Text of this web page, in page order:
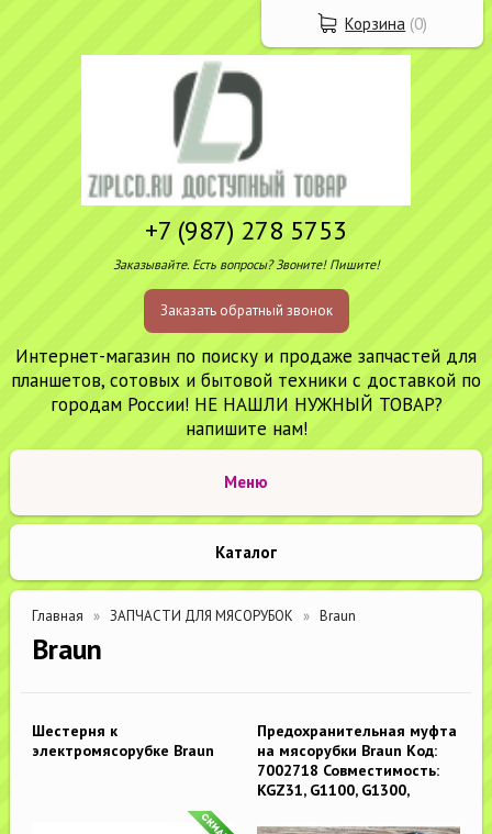
+7 (987) 278 5753
Заказывайте. Есть вопросы? Звоните! Пишите!
Заказать обратный звонок
Интернет-магазин по поиску и продаже запчастей для
планшетов, сотовых и бытовой техники с доставкой по
городам России! НЕ НАШЛИ НУЖНЫЙ ТОВАР?
напишите нам!
Каталог
Главная ЗАПЧАСТИ ДЛЯ МЯСОРУБОК Braun
Braun
Шестерня к
электромясорубке Braun
Предохранительная муфта
на мясорубки Braun Код:
7002718 Совместимость:
KGZ31, G1100, G1300,
Корзина (0)